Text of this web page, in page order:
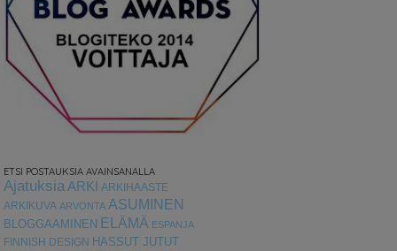
ETSI POSTAUKSIA AVAINSANALLA
Ajatuksia ARKI ARKIHAASTE
ARKIKUVA ARVONTA ASUMINEN
BLOGGAAMINEN ELÄMÄ ESPANJA
FINNISH DESIGN HASSUT JUTUT